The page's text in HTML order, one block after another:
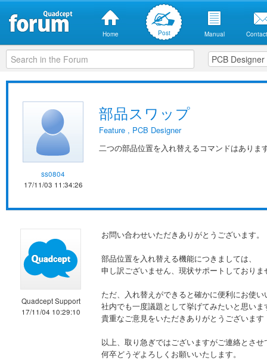
Home Post Manual
ss0804
17/11/03 11:34:26
部品スワップ
Feature , PCB Designer
二つの部品位置を入れ替えるコマンドはありま
Quadcept Support
17/11/04 10:29:10
お問い合わせいただきありがとうございます。
部品位置を入れ替える機能につきましては、
申し訳ございません、現状サポートしており
ただ、入れ替えができると確かに便利にお使
社内でも一度議題として挙げてみたいと思いま
貴重なご意見をいただきありがとうございます
以上、取り急ぎではございますがご連絡とさ
何卒どうぞよろしくお願いいたします。